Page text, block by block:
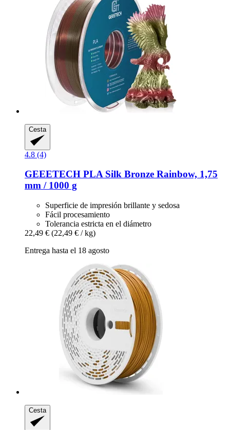
Cesta
4.8 (4)
GEEETECH PLA Silk Bronze Rainbow, 1,75
mm / 1000 g
Superficie de impresión brillante y sedosa
Fácil procesamiento
Tolerancia estricta en el diámetro
22,49 € (22,49 € / kg)
Entrega hasta el 18 agosto
Cesta